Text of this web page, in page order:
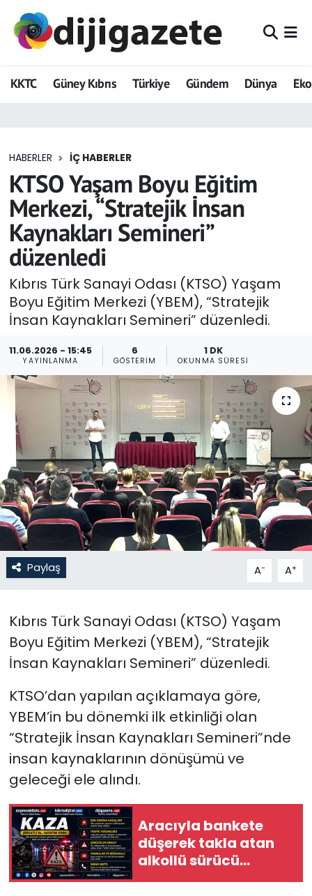
KKTC Güney Kıbrıs Türkiye Gündem Dünya
HABERLER İÇ HABERLER
KTSO Yaşam Boyu Eğitim
Merkezi, “Stratejik İnsan
Kaynakları Semineri”
düzenledi
Kıbrıs Türk Sanayi Odası (KTSO) Yaşam
Boyu Eğitim Merkezi (YBEM), “Stratejik
İnsan Kaynakları Semineri” düzenledi.
11.06.2026 - 15:45
YAYINLANMA
6
GÖSTERIM
1 DK
OKUNMA SÜRESI
Paylaş A- A+
Kıbrıs Türk Sanayi Odası (KTSO) Yaşam
Boyu Eğitim Merkezi (YBEM), “Stratejik
İnsan Kaynakları Semineri” düzenledi.
KTSO’dan yapılan açıklamaya göre,
YBEM’in bu dönemki ilk etkinliği olan
“Stratejik İnsan Kaynakları Semineri”nde
insan kaynaklarının dönüşümü ve
geleceği ele alındı.
Aracıyla bankete
düşerek takla atan
alkollü sürücü
yaralandı
ADVERTORIAL
Dijigazete
Eğitim
Ekonomi
Foto Galeri
GEZİ
Güncel
KKTC
KKTC YEREL SEÇİM 2018
Kültür Sanat
Magazin
Moda
Nöbetçi Eczaneler
Otomobil Dünyası
Politika
SAĞLIK
Spor
Teknoloji
TÜRKiYE
Video Galeri
YAŞAM
Yazarlar
Hava Durumu
Trafik Durumu
Tüm Manşetler
Son Dakika Haberleri
Haber Arşivi